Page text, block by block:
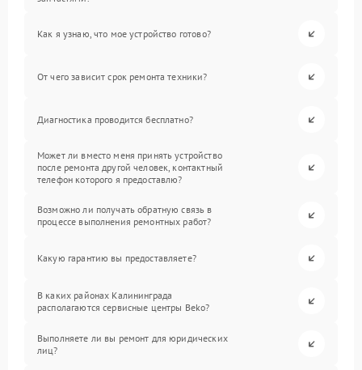
Как я узнаю, что мое устройство готово?
От чего зависит срок ремонта техники?
Диагностика проводится бесплатно?
Может ли вместо меня принять устройство
после ремонта другой человек, контактный
телефон которого я предоставлю?
Возможно ли получать обратную связь в
процессе выполнения ремонтных работ?
Какую гарантию вы предоставляете?
В каких районах Калининграда
располагаются сервисные центры Beko?
Выполняете ли вы ремонт для юридических
лиц?